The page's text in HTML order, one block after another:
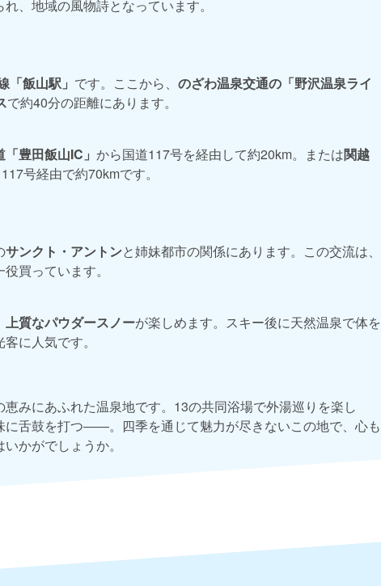
、地域の風物詩となっています。
飯山駅」 です。ここから、 のざわ温泉交通の「野沢温泉ライ
で約40分の距離にあります。
豊田飯山IC」 から国道117号を経由して約20km。または関越
号経由で約70kmです。
サンクト・アントンと姉妹都市の関係にあります。この交流は、
買っています。
上質なパウダースノーが楽しめます。スキー後に天然温泉で体を
に人気です。
みにあふれた温泉地です。13の共同浴場で外湯巡りを楽し
に舌鼓を打つ――。四季を通じて魅力が尽きないこの地で、心も
かがでしょうか。